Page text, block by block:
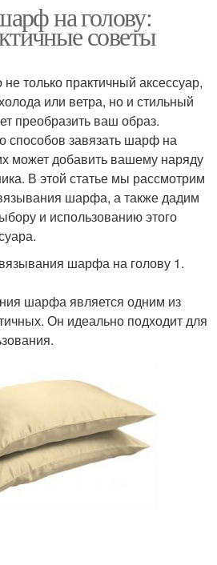
на голову:
советы
только практичный аксессуар,
или ветра, но и стильный
преобразить ваш образ.
способов завязать шарф на
может добавить вашему наряду
В этой статье мы рассмотрим
шарфа, а также дадим
и использованию этого
шарфа на голову 1.
шарфа является одним из
Он идеально подходит для